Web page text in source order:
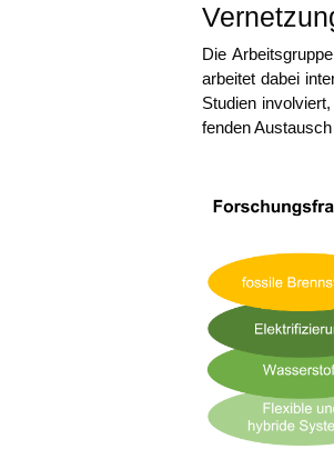
Die
arbei­tet dabei
Stu­di­en
fen­den